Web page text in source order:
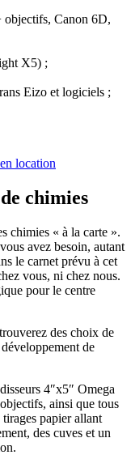
objectifs, Canon 6D,
X5) ;
Eizo et logiciels ;
location
chimies
chimies « à la carte ».
avez besoin, autant
le carnet prévu à cet
vous, ni chez nous.
pour le centre
des choix de
de
4″x5″ Omega
ainsi que tous
tirages papier allant
des cuves et un